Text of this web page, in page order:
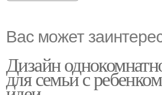
Вас может
Дизайн
для семьи с